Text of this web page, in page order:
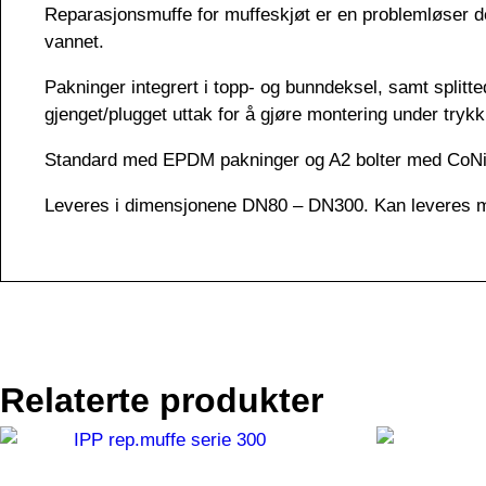
Reparasjonsmuffe for muffeskjøt er en problemløser
vannet.
Pakninger integrert i topp- og bunndeksel, samt
gjenget/plugget uttak for å gjøre montering under
Standard med EPDM pakninger og A2 bolter med
Leveres i dimensjonene DN80 – DN300. Kan leveres
Relaterte produkter